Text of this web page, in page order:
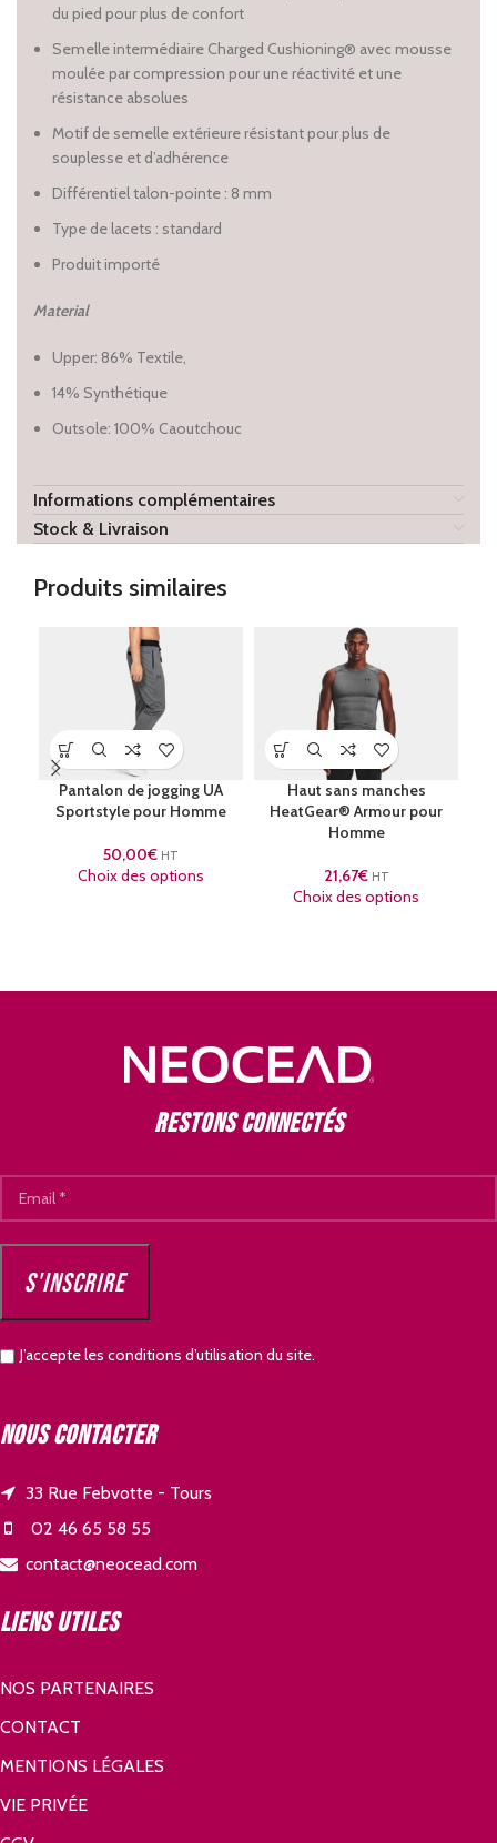
du pied pour plus de confort
Semelle intermédiaire Charged Cushioning® avec mousse
moulée par compression pour une réactivité et une
résistance absolues
Motif de semelle extérieure résistant pour plus de
souplesse et d’adhérence
Différentiel talon-pointe : 8 mm
Type de lacets : standard
Produit importé
Material
Upper: 86% Textile,
14% Synthétique
Outsole: 100% Caoutchouc
Informations complémentaires
Stock & Livraison
Produits similaires
Pantalon de jogging UA
Sportstyle pour Homme
50,00€ HT
Choix des options
Haut sans manches
HeatGear® Armour pour
Homme
21,67€ HT
Choix des options
Restons connectés
J’accepte les conditions d’utilisation du site.
Nous contacter
33 Rue Febvotte - Tours
02 46 65 58 55
contact@neocead.com
Liens utiles
NOS PARTENAIRES
CONTACT
MENTIONS LÉGALES
VIE PRIVÉE